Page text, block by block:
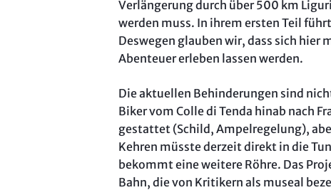
Verlängerung durch über 500 km
werden muss. In ihrem ersten Teil
Deswegen glauben wir, dass sich hier
Abenteuer erleben lassen werden.
Die aktuellen Behinderungen sind
Biker vom Colle di Tenda hinab nach
gestattet (Schild, Ampelregelung),
Kehren müsste derzeit direkt in die
bekommt eine weitere Röhre. Das
Bahn, die von Kritikern als museal